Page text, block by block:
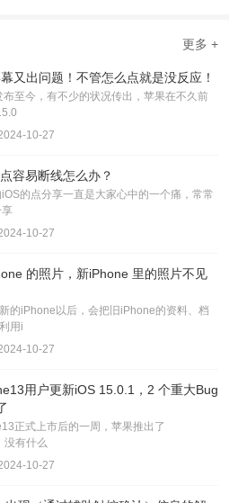
更多 +
又出问题！不管怎么点就是没反应！
至今，有不少的状况传出，苹果在不久前
10-27
容易断线怎么办？
的点分享一直是大家心中的一个痛，常常
10-27
的照片，新iPhone 里的照片不见
的iPhone以后，会把旧iPhone的资料、档
用i
10-27
用户更新iOS 15.0.1，2 个重大Bug
正式上市后的一周，苹果推出了
没有什么
10-27